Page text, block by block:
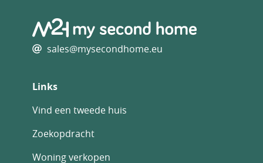
sales@mysecondhome.eu
Links
Vind een tweede huis
Zoekopdracht
Woning verkopen